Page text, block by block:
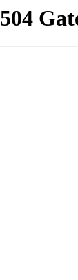
504